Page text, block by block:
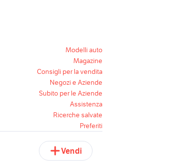
Modelli auto
Magazine
Consigli per la vendita
Negozi e Aziende
Subito per le Aziende
Assistenza
Ricerche salvate
Preferiti
Vendi